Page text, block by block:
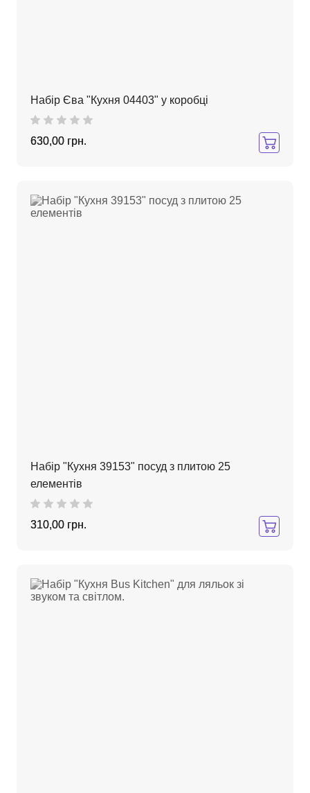
Набір Єва "Кухня 04403" у коробці
630,00 грн.
Набір "Кухня 39153" посуд з плитою 25
елементів
310,00 грн.